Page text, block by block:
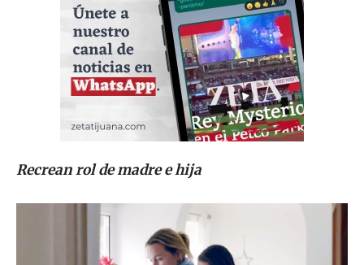
Recrean rol de madre e hija